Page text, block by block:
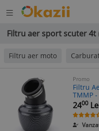
Deschide
meniul
Filtru aer sport scuter 4t
Filtru aer moto
Promo
Filtru
TMMP
2400